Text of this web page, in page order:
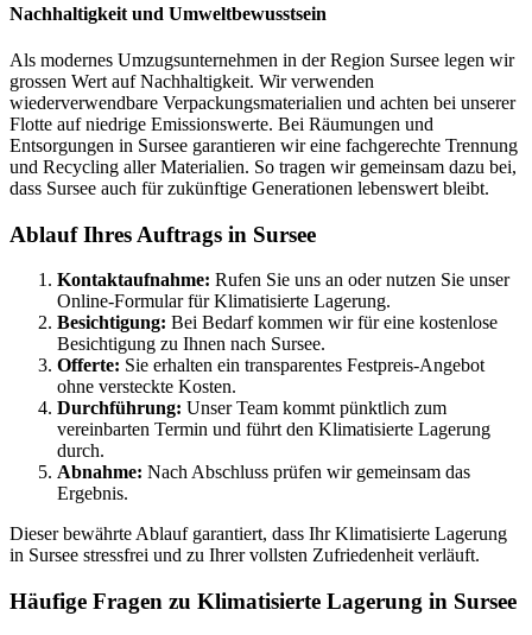
Nachhaltigkeit und Umweltbewusstsein
Als modernes Umzugsunternehmen in der Region Sursee legen wir
grossen Wert auf Nachhaltigkeit. Wir verwenden
wiederverwendbare Verpackungsmaterialien und achten bei unserer
Flotte auf niedrige Emissionswerte. Bei Räumungen und
Entsorgungen in Sursee garantieren wir eine fachgerechte Trennung
und Recycling aller Materialien. So tragen wir gemeinsam dazu bei,
dass Sursee auch für zukünftige Generationen lebenswert bleibt.
Ablauf Ihres Auftrags in Sursee
Kontaktaufnahme: Rufen Sie uns an oder nutzen Sie unser
Online-Formular für Klimatisierte Lagerung.
Besichtigung: Bei Bedarf kommen wir für eine kostenlose
Besichtigung zu Ihnen nach Sursee.
Offerte: Sie erhalten ein transparentes Festpreis-Angebot
ohne versteckte Kosten.
Durchführung: Unser Team kommt pünktlich zum
vereinbarten Termin und führt den Klimatisierte Lagerung
durch.
Abnahme: Nach Abschluss prüfen wir gemeinsam das
Ergebnis.
Dieser bewährte Ablauf garantiert, dass Ihr Klimatisierte Lagerung
in Sursee stressfrei und zu Ihrer vollsten Zufriedenheit verläuft.
Häufige Fragen zu Klimatisierte Lagerung in Sursee